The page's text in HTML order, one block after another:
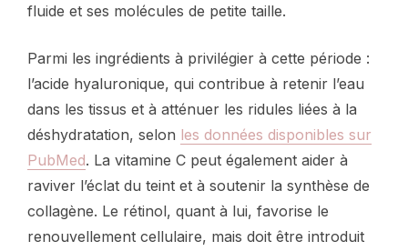
fluide et ses molécules de petite taille.
Parmi les ingrédients à privilégier à cette période :
l’acide hyaluronique, qui contribue à retenir l’eau
dans les tissus et à atténuer les ridules liées à la
déshydratation, selon les données disponibles sur
PubMed. La vitamine C peut également aider à
raviver l’éclat du teint et à soutenir la synthèse de
collagène. Le rétinol, quant à lui, favorise le
renouvellement cellulaire, mais doit être introduit